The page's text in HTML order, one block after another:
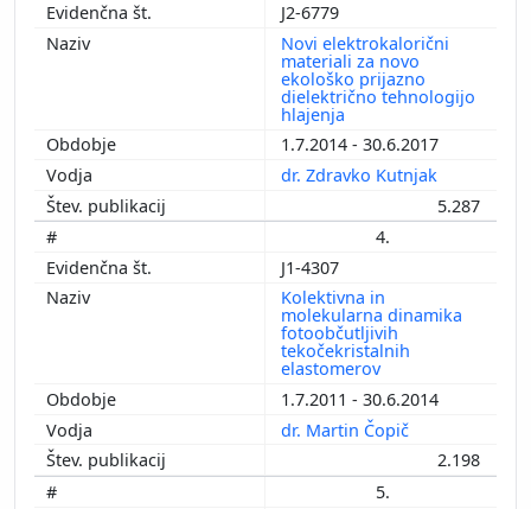
J2-6779
Novi elektrokalorični
materiali za novo
ekološko prijazno
dielektrično tehnologijo
hlajenja
1.7.2014 - 30.6.2017
dr. Zdravko Kutnjak
5.287
4.
J1-4307
Kolektivna in
molekularna dinamika
fotoobčutljivih
tekočekristalnih
elastomerov
1.7.2011 - 30.6.2014
dr. Martin Čopič
2.198
5.